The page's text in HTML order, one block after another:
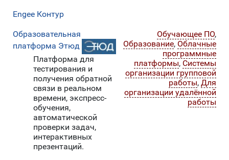
Engee Контур
Образовательная
платформа Этюд
Платформа для
тестирования и
получения обратной
связи в реальном
времени, экспресс-
обучения,
автоматической
проверки задач,
интерактивных
презентаций.
Обучающее ПО,
Образование, Облачные
программные
платформы, Системы
организации групповой
работы, Для
организации удалённой
работы